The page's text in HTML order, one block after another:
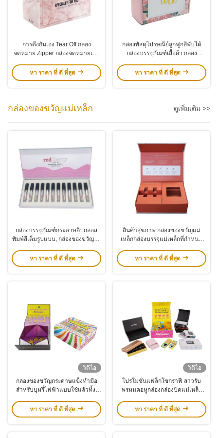
การดึงกันเอง Tear Off กล่อง
จดหมาย Zipper กล่องจดหมายเล็ก
หา ราคา ที่ ดี ที่สุด
กล่องพัสดุไปรษณีย์ลูกฟูกสีพับได้
กล่องบรรจุภัณฑ์เสื้อผ้า กล่อง
รองเท้า
หา ราคา ที่ ดี ที่สุด
กล่องของขวัญแม่เหล็ก ดูเพิ่มเติม >>
กล่องบรรจุภัณฑ์กระดาษลิปกลอส
พิมพ์สีเต็มรูปแบบ, กล่องของขวัญยา
หา ราคา ที่ ดี ที่สุด
สินค้าสุขภาพ กล่องของขวัญแม่
เหล็กกล่องบรรจุแม่เหล็กที่กําหนด
หา ราคา ที่ ดี ที่สุด
วิดีโอ
กล่องของขวัญกระดาษแข็งทำมือ
สำหรับบุหรี่ไฟฟ้าแบบใช้แล้วทิ้ง,
ได้
หา ราคา ที่ ดี ที่สุด
วิดีโอ
โปรโมชั่นแฟล็กโซกราฟี สาวรับ
พรหมคอหูกล่องกล่องปิดแม่เหล็ก
หา ราคา ที่ ดี ที่สุด